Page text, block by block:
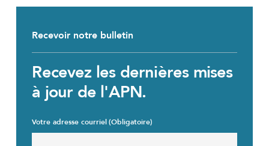
Recevoir notre bulletin
Recevez les dernières mises
à jour de l'APN.
Votre adresse courriel (Obligatoire)